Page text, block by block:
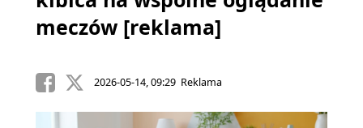
meczów [reklama]
2026-05-14, 09:29 Reklama